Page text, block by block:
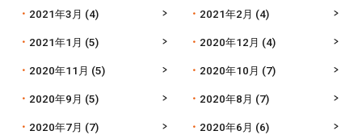
2021年3月 (4) 2021年2月 (4)
2021年1月 (5) 2020年12月 (4)
2020年11月 (5) 2020年10月 (7)
2020年9月 (5) 2020年8月 (7)
2020年7月 (7) 2020年6月 (6)